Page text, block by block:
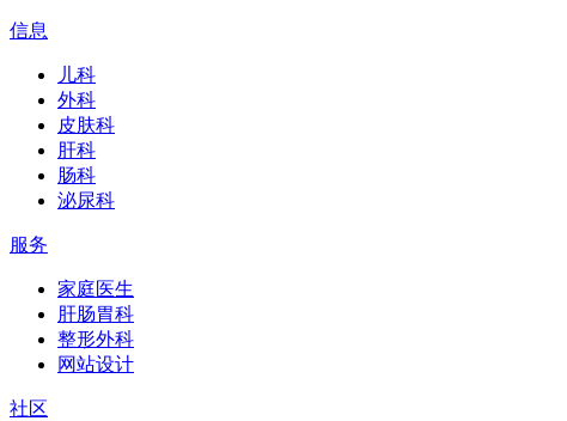
信息
儿科
外科
皮肤科
肝科
肠科
泌尿科
服务
家庭医生
肝肠胃科
整形外科
网站设计
社区